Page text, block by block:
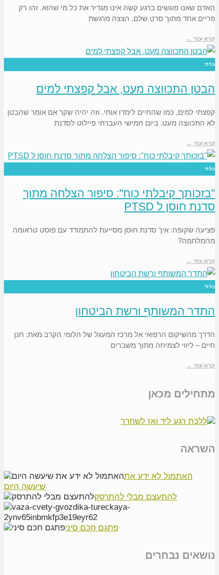
האדם שאנו פוגשים ברגע קשה אינו מגדיר את כל מי שהוא. זהו רק
פריים אחד מתוך סרט שלם. הצצה מרגשת
קרא עוד ←
כללי
הבטן התכווצה מעט, אבל קפצתי למים
קפצתי למים, כמו שהחיים לימדו אותי. וזה יהיה שקר אם אומר שהבטן
לא התכווצה מעט. ביום חמישי העברתי פיילוט לסדנת
קרא עוד ←
כללי
"בזכותך קיבלתי כוח": סיפור הצלחה מתוך
סדנת חוסן ל PTSD
פציעה שקופה: איך סדנת חוסן מסייעת להתמודד עם פוסט טראומה
מהמלחמה?
קרא עוד ←
כללי
התדר המשותף ורשת הביטחון
הדרך מהשיקום הרפואי אל מרכז המעגל של הלומי הקרב מאת: חנן
חיים – ליווי לצמיחה מתוך משברים
קרא עוד ←
מתחילים מכאן
השראה
האתמול לא ידע את
שיעשה היום
להתעצם מבלי להתרסק
פתגם חכם סיני
נושאים נבחרים